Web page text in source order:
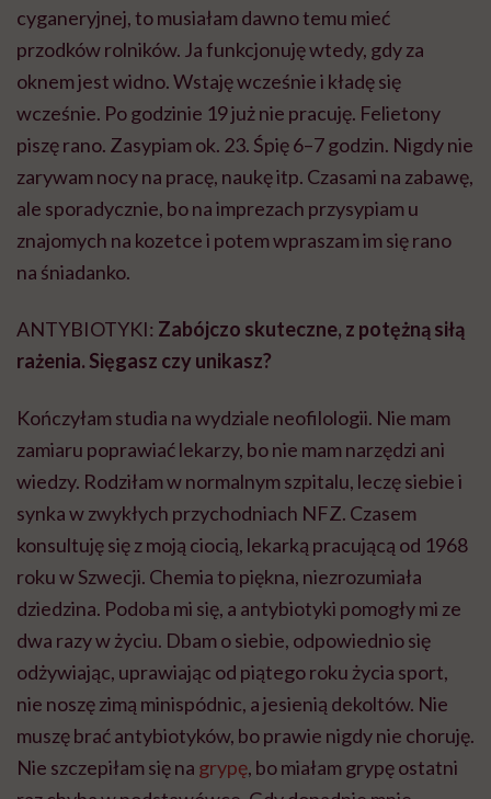
cyganeryjnej, to musiałam dawno temu mieć
przodków rolników. Ja funkcjonuję wtedy, gdy za
oknem jest widno. Wstaję wcześnie i kładę się
wcześnie. Po godzinie 19 już nie pracuję. Felietony
piszę rano. Zasypiam ok. 23. Śpię 6–7 godzin. Nigdy nie
zarywam nocy na pracę, naukę itp. Czasami na zabawę,
ale sporadycznie, bo na imprezach przysypiam u
znajomych na kozetce i potem wpraszam im się rano
na śniadanko.
ANTYBIOTYKI: Zabójczo skuteczne, z potężną siłą
rażenia. Sięgasz czy unikasz?
Kończyłam studia na wydziale neofilologii. Nie mam
zamiaru poprawiać lekarzy, bo nie mam narzędzi ani
wiedzy. Rodziłam w normalnym szpitalu, leczę siebie i
synka w zwykłych przychodniach NFZ. Czasem
konsultuję się z moją ciocią, lekarką pracującą od 1968
roku w Szwecji. Chemia to piękna, niezrozumiała
dziedzina. Podoba mi się, a antybiotyki pomogły mi ze
dwa razy w życiu. Dbam o siebie, odpowiednio się
odżywiając, uprawiając od piątego roku życia sport,
nie noszę zimą minispódnic, a jesienią dekoltów. Nie
muszę brać antybiotyków, bo prawie nigdy nie choruję.
Nie szczepiłam się na grypę, bo miałam grypę ostatni